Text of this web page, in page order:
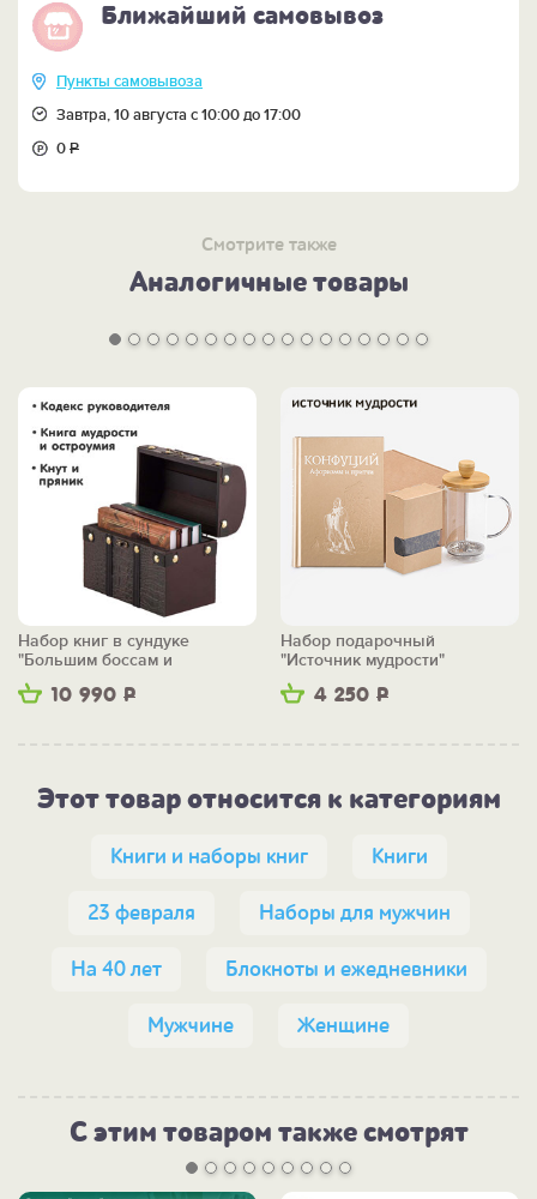
Ближайший самовывоз
Пункты самовывоза
Завтра, 10 августа с 10:00 до 17:00
0Р
Смотрите также
Аналогичные товары
10 990 Р
Набор книг в сундуке
"Большим боссам и
маленьким"
4 250 Р
Набор подарочный
"Источник мудрости"
Этот товар относится к категориям
Книги и наборы книг Книги
23 февраля Наборы для мужчин
На 40 лет Блокноты и ежедневники
Мужчине Женщине
С этим товаром также смотрят